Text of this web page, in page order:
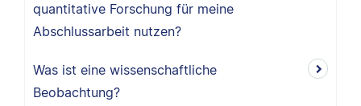
quantitative Forschung für meine
Abschlussarbeit nutzen?
Was ist eine wissenschaftliche
Beobachtung?